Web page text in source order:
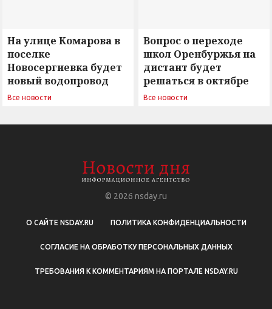
На улице Комарова в
поселке
Новосергиевка будет
новый водопровод
Все новости
Вопрос о переходе
школ Оренбуржья на
дистант будет
решаться в октябре
Все новости
© 2026 nsday.ru
О САЙТЕ NSDAY.RU ПОЛИТИКА КОНФИДЕНЦИАЛЬНОСТИ
СОГЛАСИЕ НА ОБРАБОТКУ ПЕРСОНАЛЬНЫХ ДАННЫХ
ТРЕБОВАНИЯ К КОММЕНТАРИЯМ НА ПОРТАЛЕ NSDAY.RU